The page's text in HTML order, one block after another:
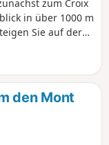
zum Croix
in über 1000 m
Sie auf der
entdecken
Landschaft.
geeignet,
den Mont